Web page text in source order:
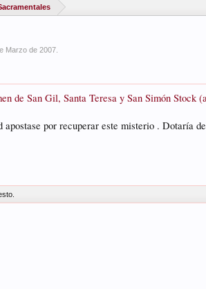
Marzo de 2007
de San Gil, Santa Teresa y San Simón Stock
por recuperar este misterio . Dotaría